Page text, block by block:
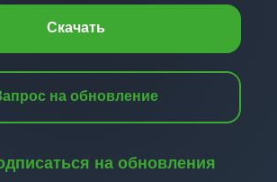
Скачать
на обновление
на обновления